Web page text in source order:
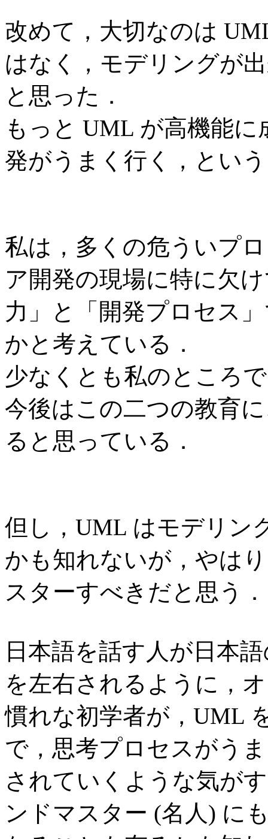
改めて，大切なのは
はなく，モデリングが
と思った．
もっと UML が高機能
発がうまく行く，とい
私は，多くの危ういプ
ア開発の現場に特に欠
力」と「開発プロセス
かと考えている．
少なくとも私のところ
今後はこの二つの教育
ると思っている．
但し，UML はモデリン
かも知れないが，やは
スターすべきだと思う．
日本語を話す人が日本
を左右されるように，
慣れな初学者が，UML
で，思考プロセスがう
されていくような気が
ンドマスター (名人) に